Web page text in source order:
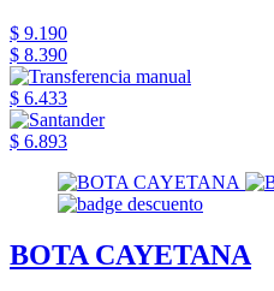
$ 9.190
$ 8.390
$ 6.433
$ 6.893
BOTA CAYETANA